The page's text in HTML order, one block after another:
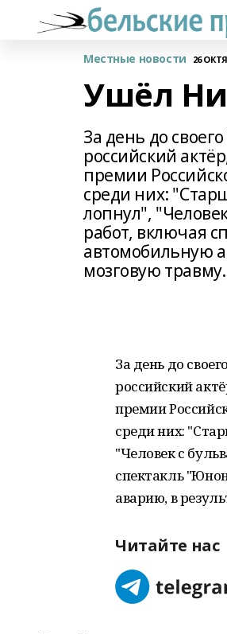
Местные новости 26
Ушёл
За день до
российский
премии
среди них:
лопнул",
работ, включая
автомобильную
мозговую травму.
За день до
российский
премии
среди них:
"Человек с
спектакль
аварию, в
Читайте нас